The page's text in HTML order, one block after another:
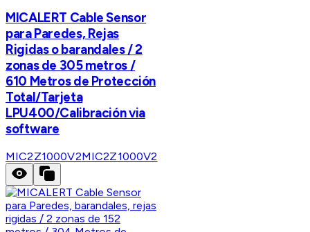
MICALERT Cable Sensor
para Paredes, Rejas
Rigidas o barandales / 2
zonas de 305 metros /
610 Metros de Protección
Total/Tarjeta
LPU400/Calibración via
software
MIC2Z1000V2MIC2Z1000V2